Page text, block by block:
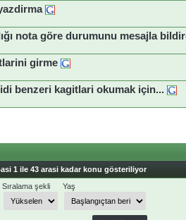
nota göre durumunu mesajla
girme
benzeri kagitlari okumak için...
1 ile 43 arasi kadar konu gösteriliyor
Sıralama şekli Yaş